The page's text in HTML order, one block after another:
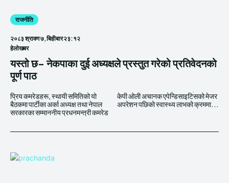
राजनीति
२०८३ श्रावण ७, बिहीबार २३:१२
हेलाेखबर
यस्तो छ- नेकपाका दुई अध्यक्षले प्रस्तुत गरेको प्रतिवेदनको
पूर्ण पाठ
प्रिय कमरेडहरू, स्थायी समितिको यो
बैठकमा पार्टीका अर्का अध्यक्ष तथा नेपाल
सरकारका सम्माननीय प्रधनमन्त्री कमरेड
केपी ओली अचानक एपेन्डिसाइटिसको मेजर
अपरेशन पछिको स्वास्थ्य लाभको क्रममा...